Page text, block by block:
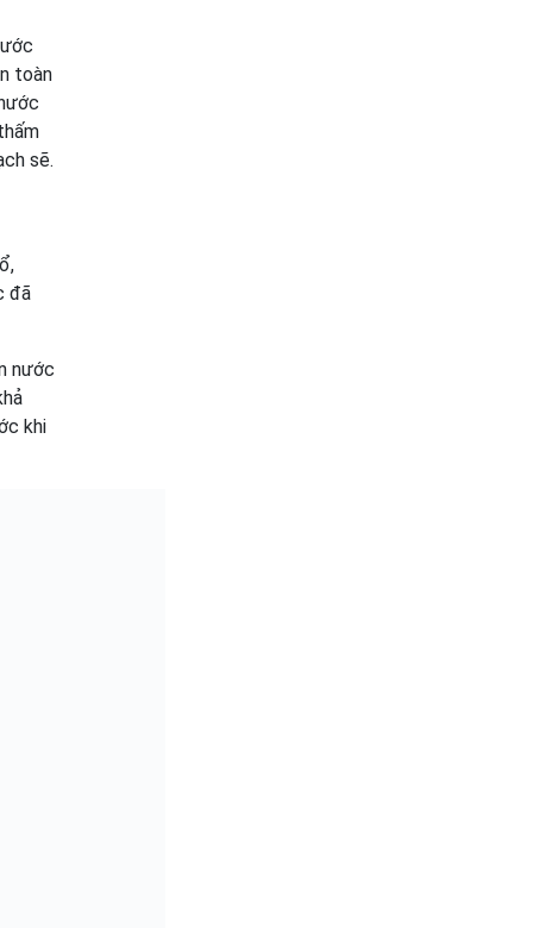
toàn
sẽ.
đã
nước
khi